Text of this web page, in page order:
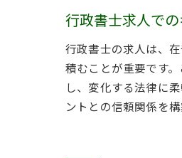
行政書士求人で
行政書士の求人は、
積むことが重要です
し、変化する法律に
ントとの信頼関係を